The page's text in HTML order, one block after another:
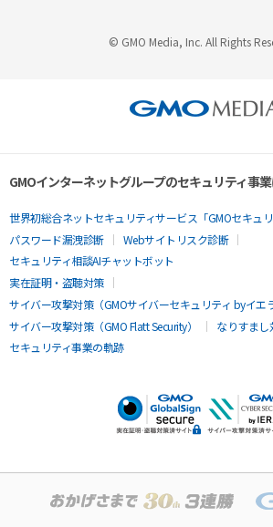
© GMO Media, Inc. All Rights
GMOインターネットグループのセキュリティ事
世界初総合ネットセキュリティサービス「GMOセキュリ
パスワード漏洩診断
Webサイトリスク診断
セキュリティ相談AIチャットボット
実在証明・盗聴対策
サイバー攻撃対策（GMOサイバーセキュリティ byイエ
サイバー攻撃対策（GMO Flatt Security）
なりすまし
セキュリティ事業の軌跡